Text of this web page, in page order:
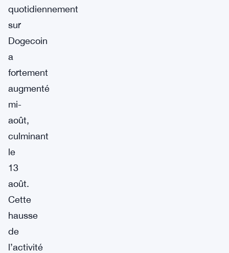
quotidiennement
sur
Dogecoin
a
fortement
augmenté
mi-
août,
culminant
le
13
août.
Cette
hausse
de
l’activité